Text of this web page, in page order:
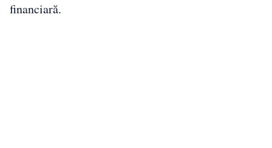
financiară.